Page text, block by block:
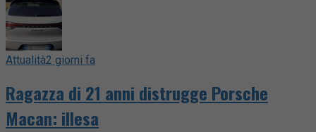
Attualità2 giorni fa
Ragazza di 21 anni distrugge Porsche
Macan: illesa